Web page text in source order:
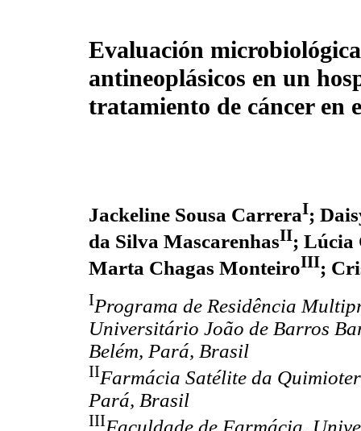
Evaluación
antineoplásicos en un
tratamiento de cáncer en
Jackeline Sousa CarreraI;
da Silva MascarenhasII; Lúcia
Marta Chagas MonteiroIII;
IPrograma de Residência
Universitário João de Barros
Belém, Pará, Brasil
IIFarmácia Satélite da
Pará, Brasil
III